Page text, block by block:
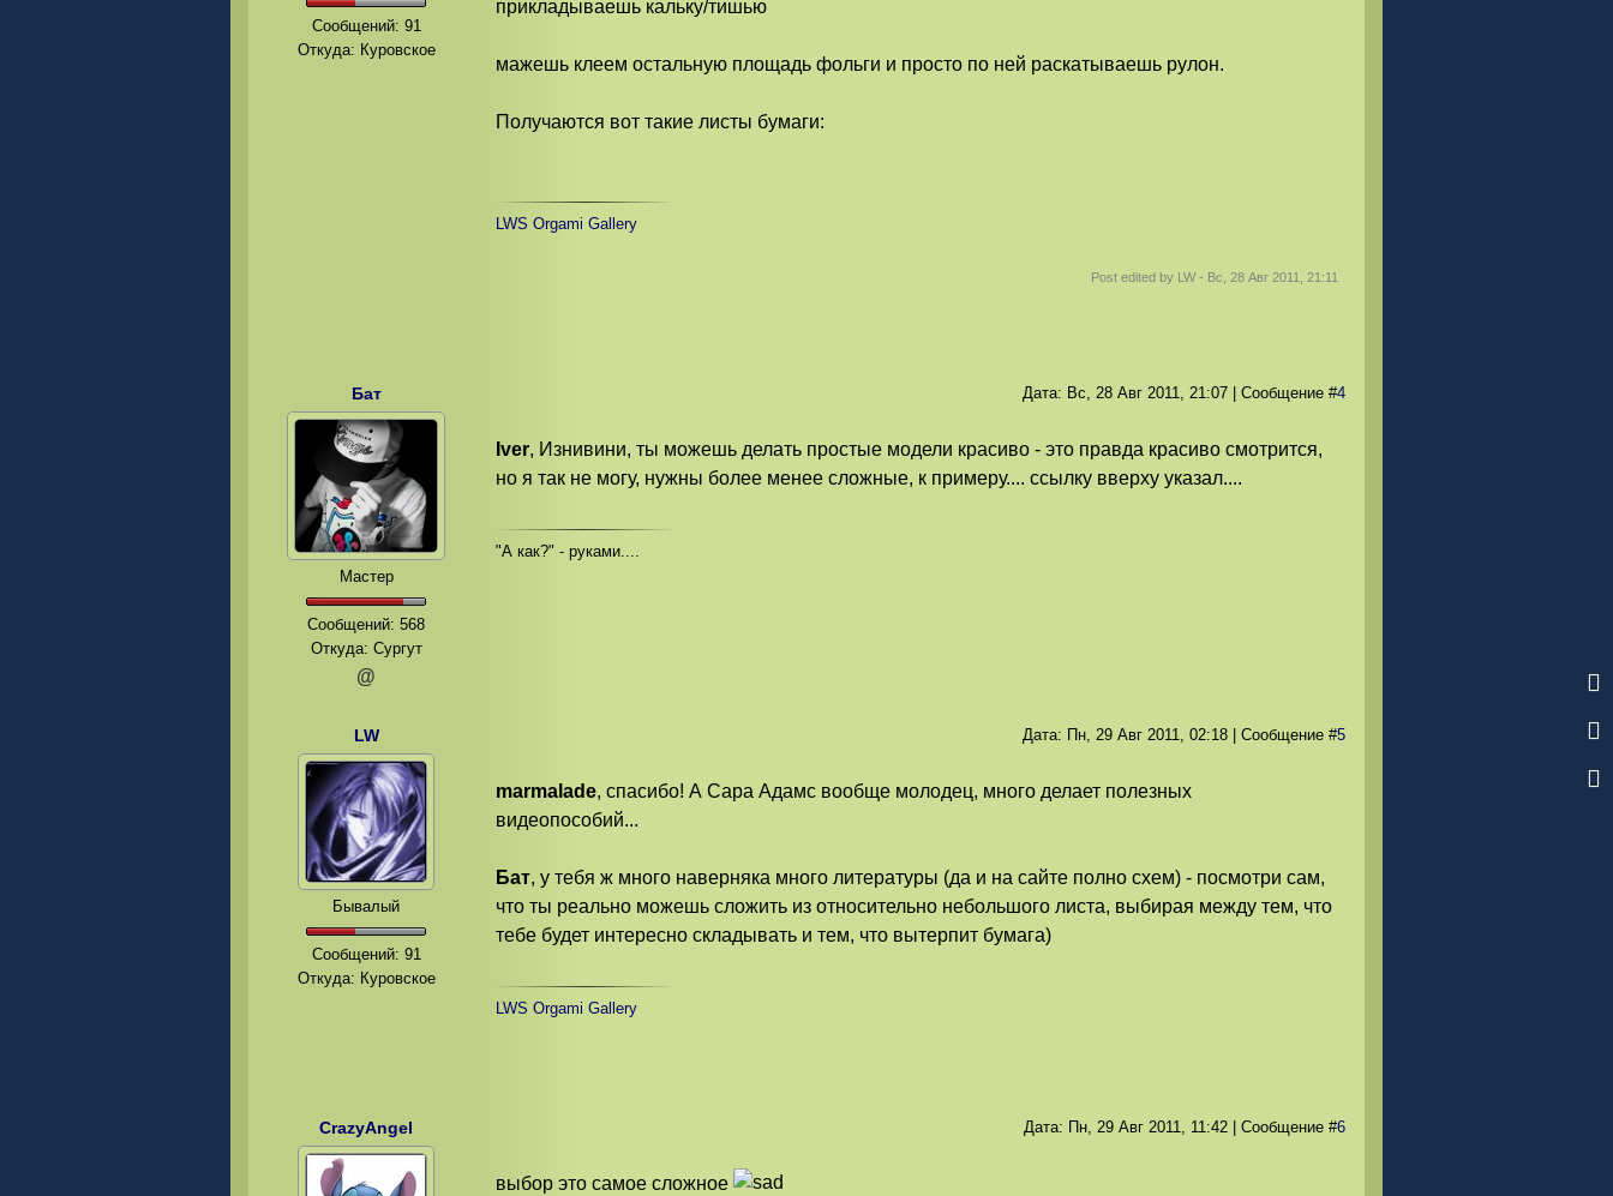
Сообщений: 91
Откуда: Куровское
прикладываешь кальку/тишью
мажешь клеем остальную площадь фольги и просто по ней раскатываешь рулон.
Получаются вот такие листы бумаги:
LWS Orgami Gallery
Post edited by LW- Вс, 28 Авг 2011, 21:11
Бат
Мастер
Сообщений:568
Откуда: Сургут
@
Дата: Вс, 28 Авг 2011, 21:07| Сообщение #4
Iver, Изнивини, ты можешь делать простые модели красиво - это правда красиво смотрится,
но я так не могу, нужны более менее сложные, к примеру.... ссылку вверху указал....
"А как?" - руками....
LW
Бывалый
Сообщений: 91
Откуда: Куровское
Дата: Пн, 29 Авг 2011, 02:18| Сообщение #5
marmalade, спасибо! А Сара Адамс вообще молодец, много делает полезных
видеопособий...
Бат, у тебя ж много наверняка много литературы (да и на сайте полно схем) - посмотри сам,
что ты реально можешь сложить из относительно небольшого листа, выбирая между тем, что
тебе будет интересно складывать и тем, что вытерпит бумага)
LWS Orgami Gallery
CrazyAngel Дата: Пн, 29 Авг 2011, 11:42| Сообщение #6
выбор это самое сложное